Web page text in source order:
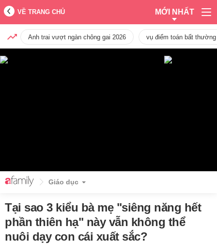
VỀ TRANG CHỦ MỚI NHẤT
Anh trai vượt ngàn chông gai 2026 vụ điểm toán bất
Giáo dục
Tại sao 3 kiểu bà mẹ "siêng năng hết
phần thiên hạ" này vẫn không thể
nuôi dạy con cái xuất sắc?